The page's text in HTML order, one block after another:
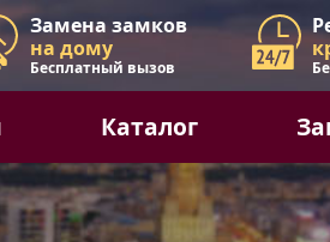
Замена замков
на дому
Бесплатный вызов
Каталог